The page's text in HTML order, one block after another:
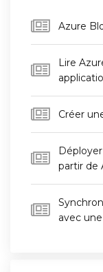
Azure
Lire
Créer
partir de
avec